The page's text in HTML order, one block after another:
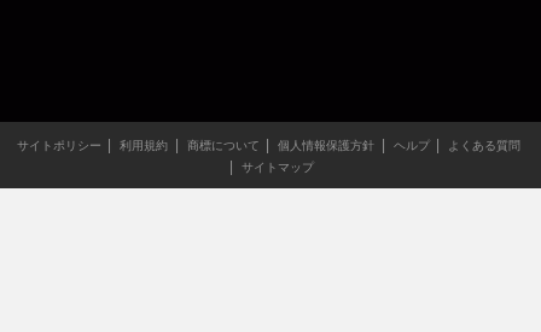
サイトポリシー 利用規約 商標について 個人情報保護方針 ヘルプ
よくある質問
サイトマップ